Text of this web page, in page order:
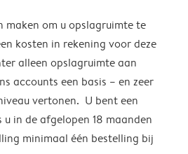
maken om u opslagruimte te
kosten in rekening voor deze
alleen opslagruimte aan
accounts een basis – en zeer
vertonen. U bent een
u in de afgelopen 18 maanden
minimaal één bestelling bij